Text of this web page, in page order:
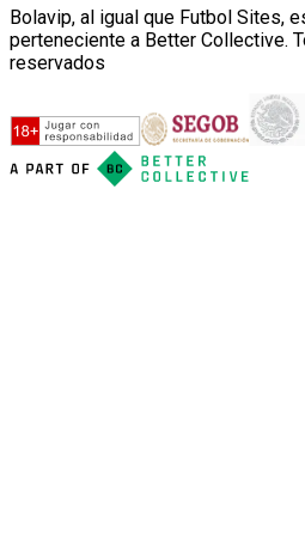
Bolavip, al igual que Futbol Sites,
perteneciente a Better Collective.
reservados